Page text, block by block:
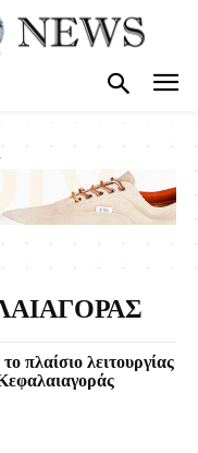
πλαίσιο λειτουργίας